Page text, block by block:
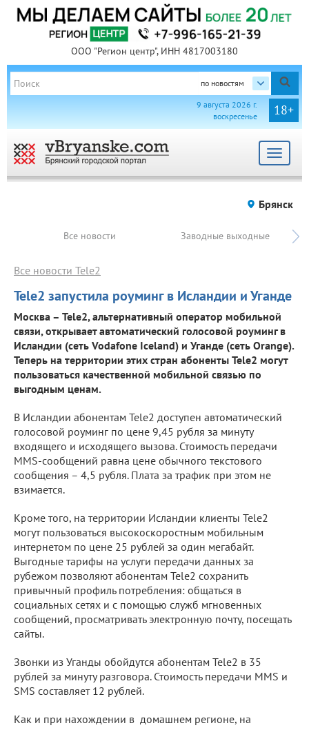
ООО "Регион центр", ИНН 4817003180
по новостям
18+
9 августа 2026 г.
воскресенье
Toggle
Брянск
Все новости Заводные выходные
Tele2 запустила роуминг в Исландии и Уганде
Все новости Tele2
Москва – Tele2, альтернативный оператор мобильной
связи, открывает автоматический голосовой роуминг в
Исландии (сеть Vodafone Iceland) и Уганде (сеть Orange).
Теперь на территории этих стран абоненты Tele2 могут
пользоваться качественной мобильной связью по
выгодным ценам.
В Исландии абонентам Tele2 доступен автоматический
голосовой роуминг по цене 9,45 рубля за минуту
входящего и исходящего вызова. Стоимость передачи
MMS-сообщений равна цене обычного текстового
сообщения – 4,5 рубля. Плата за трафик при этом не
взимается.
Кроме того, на территории Исландии клиенты Tele2
могут пользоваться высокоскоростным мобильным
интернетом по цене 25 рублей за один мегабайт.
Выгодные тарифы на услуги передачи данных за
рубежом позволяют абонентам Tele2 сохранить
привычный профиль потребления: общаться в
социальных сетях и с помощью служб мгновенных
сообщений, просматривать электронную почту, посещать
сайты.
Звонки из Уганды обойдутся абонентам Tele2 в 35
рублей за минуту разговора. Стоимость передачи MMS и
SMS составляет 12 рублей.
Как и при нахождении в домашнем регионе, на